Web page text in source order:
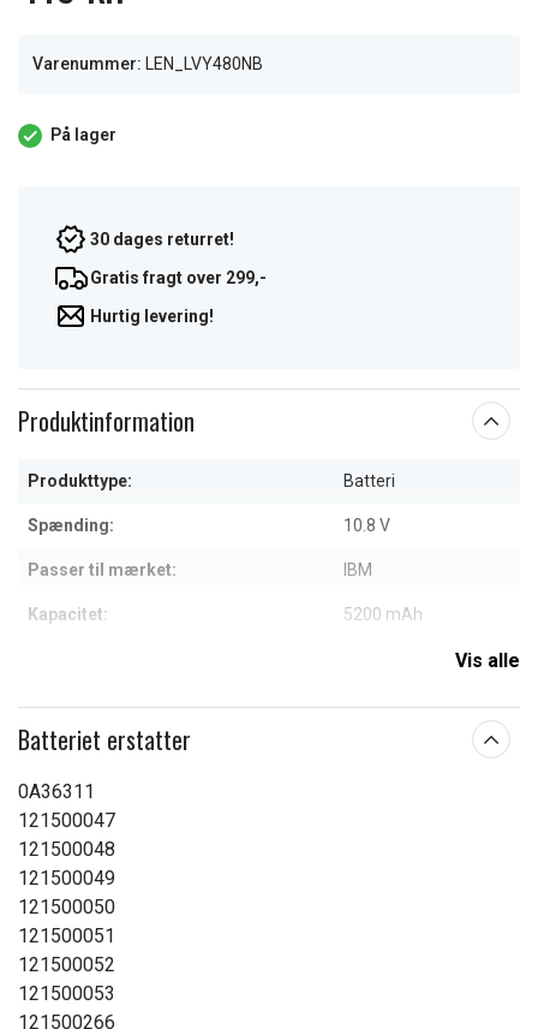
Varenummer: LEN_LVY480NB
På lager
30 dages returret!
Gratis fragt over 299,-
Hurtig levering!
Produktinformation
Produkttype: Batteri
Spænding: 10.8 V
Passer til mærket: IBM
Kapacitet: 5200 mAh
Vis alle
Batteriet erstatter
0A36311
121500047
121500048
121500049
121500050
121500051
121500052
121500053
121500266